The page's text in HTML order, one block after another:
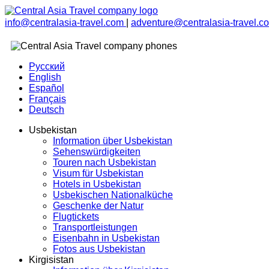
info@centralasia-travel.com adventure@centralasia-
Русский
English
Español
Français
Deutsch
Usbekistan
Information über Usbekistan
Sehenswürdigkeiten
Touren nach Usbekistan
Visum für Usbekistan
Hotels in Usbekistan
Usbekischen Nationalküche
Geschenke der Natur
Flugtickets
Transportleistungen
Eisenbahn in Usbekistan
Fotos aus Usbekistan
Kirgisistan